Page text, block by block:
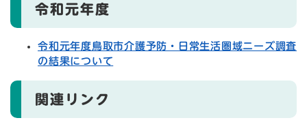
令和元年度
令和元年度鳥取市介護予防・日常生活圏域ニーズ調査
の結果について
関連リンク